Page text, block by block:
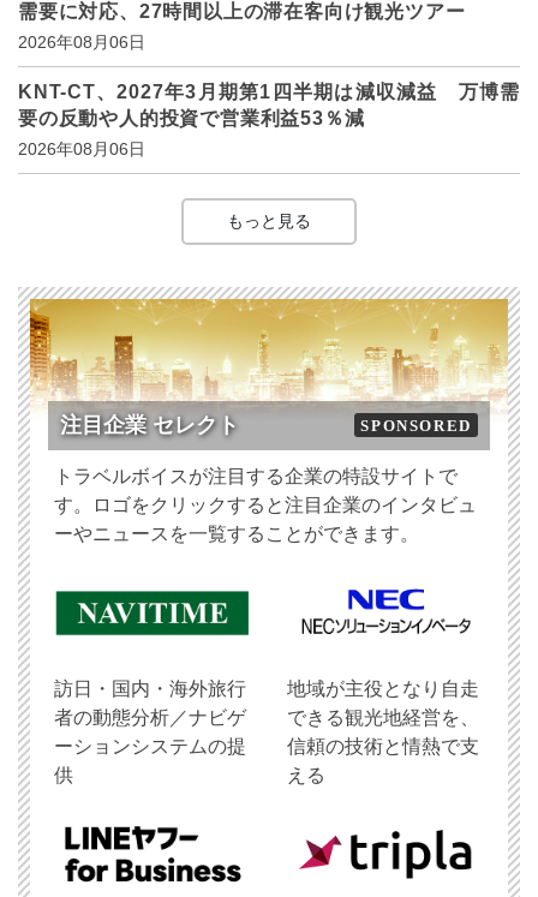
需要に対応、27時間以上の滞在客向け観光ツアー
2026年08月06日
KNT-CT、2027年3月期第1四半期は減収減益 万博需
要の反動や人的投資で営業利益53％減
2026年08月06日
もっと見る
注目企業 セレクト SPONSORED
トラベルボイスが注目する企業の特設サイトで
す。ロゴをクリックすると注目企業のインタビュ
ーやニュースを一覧することができます。
訪日・国内・海外旅行
者の動態分析／ナビゲ
ーションシステムの提
供
地域が主役となり自走
できる観光地経営を、
信頼の技術と情熱で支
える